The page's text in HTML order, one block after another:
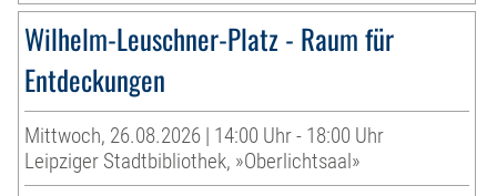
Wilhelm-Leuschner-Platz - Raum für
Entdeckungen
Mittwoch, 26.08.2026 | 14:00 Uhr - 18:00 Uhr
Leipziger Stadtbibliothek, »Oberlichtsaal»